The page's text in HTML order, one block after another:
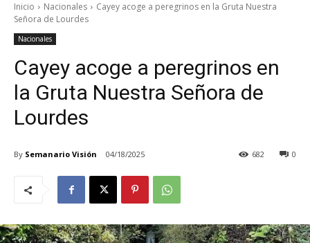
Inicio Nacionales
Cayey acoge a peregrinos en la Gruta Nuestra
Señora de Lourdes
Nacionales
Cayey acoge a peregrinos en
la Gruta Nuestra Señora de
Lourdes
By Semanario Visión 04/18/2025 0
682